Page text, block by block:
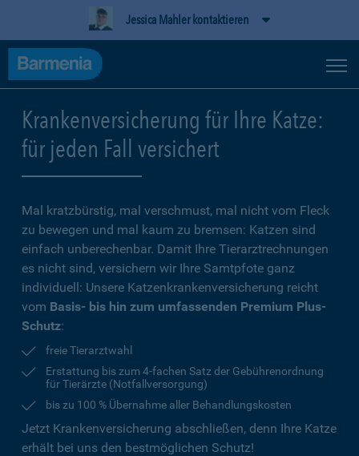
Jessica Mahler kontaktieren
Krankenversicherung für Ihre Katze:
für jeden Fall versichert
Mal kratzbürstig, mal verschmust, mal nicht vom Fleck
zu bewegen und mal kaum zu bremsen: Katzen sind
einfach unberechenbar. Damit Ihre Tierarztrechnungen
es nicht sind, versichern wir Ihre Samtpfote ganz
individuell: Unsere Katzenkrankenversicherung reicht
vom Basis- bis hin zum umfassenden Premium Plus-
Schutz:
freie Tierarztwahl
Erstattung bis zum 4-fachen Satz der Gebührenordnung
für Tierärzte (Notfallversorgung)
bis zu 100 % Übernahme aller Behandlungskosten
Jetzt Krankenversicherung abschließen, denn Ihre Katze
erhält bei uns den bestmöglichen Schutz!